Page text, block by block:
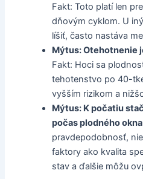
Fakt: Toto platí len
dňovým cyklom. U
líšiť, často nastáva
Mýtus: Otehotnenie
Fakt: Hoci sa
tehotenstvo po 40-
vyšším rizikom a
Mýtus: K počatiu
počas plodného
pravdepodobnosť,
faktory ako kvalita
stav a ďalšie môžu